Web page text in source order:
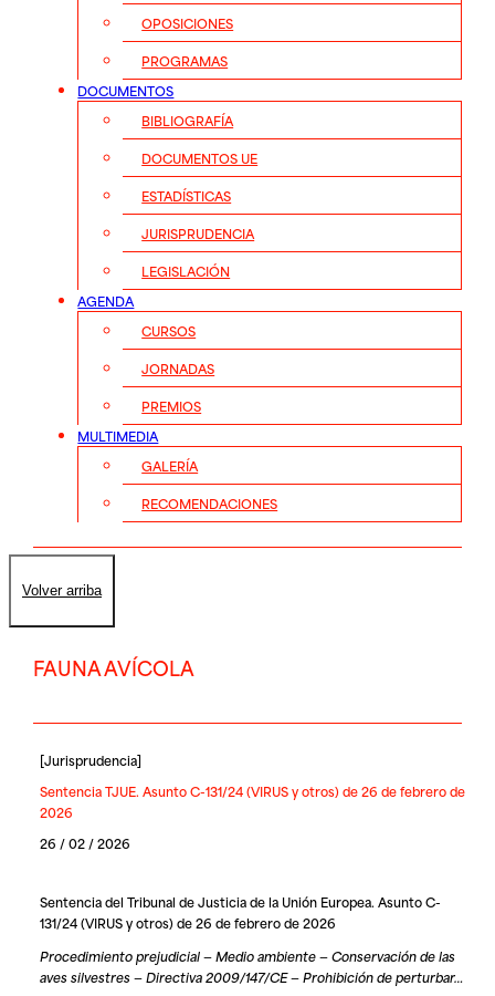
OPOSICIONES
PROGRAMAS
DOCUMENTOS
BIBLIOGRAFÍA
DOCUMENTOS UE
ESTADÍSTICAS
JURISPRUDENCIA
LEGISLACIÓN
AGENDA
CURSOS
JORNADAS
PREMIOS
MULTIMEDIA
GALERÍA
RECOMENDACIONES
Volver arriba
FAUNA AVÍCOLA
[Jurisprudencia]
Sentencia TJUE. Asunto C-131/24 (VIRUS y otros) de 26 de febrero de
2026
26 / 02 / 2026
Sentencia del Tribunal de Justicia de la Unión Europea. Asunto C-
131/24 (VIRUS y otros) de 26 de febrero de 2026
Procedimiento prejudicial — Medio ambiente — Conservación de las
aves silvestres — Directiva 2009/147/CE — Prohibición de perturbar…